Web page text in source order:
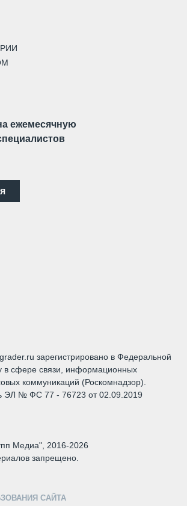
ежемесячную
зарегистрировано в Федеральной
в сфере связи, информационных
коммуникаций (Роскомнадзор).
ЭЛ № ФС 77 - 76723 от 02.09.2019
Медиа", 2016-2026
запрещено.
САЙТА